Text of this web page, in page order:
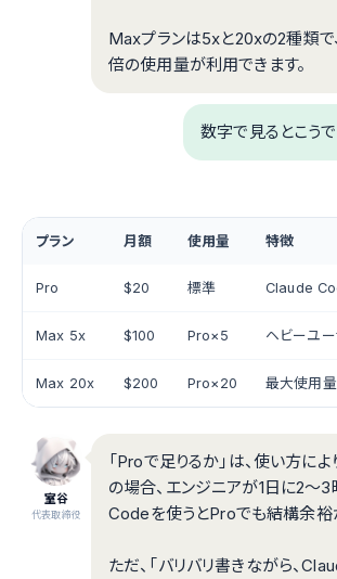
Maxプランは5xと20xの2種類で
倍の使用量が利用できます。
数字で見るとこうで
プラン 月額 使用量 特徴
Pro $20 標準 Claude
Max 5x $100 Pro×5 ヘビーユー
Max 20x $200 Pro×20 最大使用量
室谷
代表取締役
「Proで足りるか」は、使い方に
の場合、エンジニアが1日に2〜
Codeを使うとProでも結構余裕
ただ、「バリバリ書きながら、